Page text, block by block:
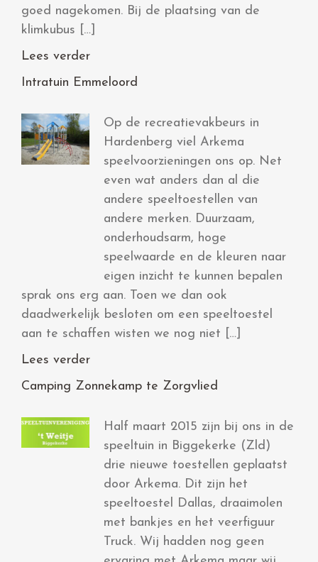
goed nagekomen. Bij de plaatsing van de
klimkubus […]
Lees verder
Intratuin Emmeloord
Op de recreatievakbeurs in
Hardenberg viel Arkema
speelvoorzieningen ons op. Net
even wat anders dan al die
andere speeltoestellen van
andere merken. Duurzaam,
onderhoudsarm, hoge
speelwaarde en de kleuren naar
eigen inzicht te kunnen bepalen
sprak ons erg aan. Toen we dan ook
daadwerkelijk besloten om een speeltoestel
aan te schaffen wisten we nog niet […]
Lees verder
Camping Zonnekamp te Zorgvlied
Half maart 2015 zijn bij ons in de
speeltuin in Biggekerke (Zld)
drie nieuwe toestellen geplaatst
door Arkema. Dit zijn het
speeltoestel Dallas, draaimolen
met bankjes en het veerfiguur
Truck. Wij hadden nog geen